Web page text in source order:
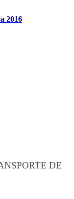
2016
DE